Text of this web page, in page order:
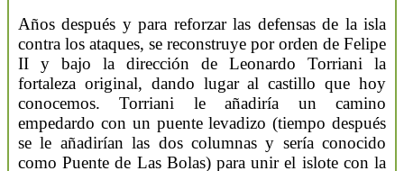
Años después y para reforzar las defensas de la isla
contra los ataques, se reconstruye por orden de Felipe
II y bajo la dirección de Leonardo Torriani la
fortaleza original, dando lugar al castillo que hoy
conocemos. Torriani le añadiría un camino
empedardo con un puente levadizo (tiempo después
se le añadirían las dos columnas y sería conocido
como Puente de Las Bolas) para unir el islote con la